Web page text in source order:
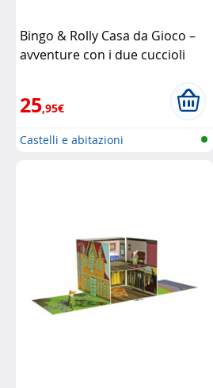
Bingo & Rolly Casa da Gioco –
avventure con i due cuccioli
25,95€
Castelli e abitazioni